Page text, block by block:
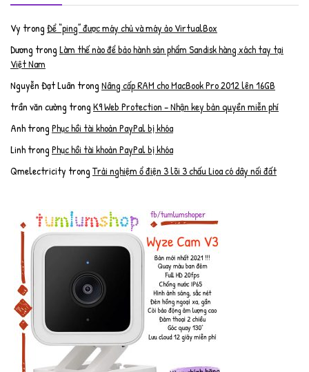
Vy trongĐể “ping” được máy chủ và máy ảo VirtualBox
Dương trongLàm thế nào để bảo hành sản phẩm Sandisk hàng xách tay tại
Việt Nam
Nguyễn Đạt Luân trongNâng cấp RAM cho MacBook Pro 2012 lên 16GB
trần văn cường trongK9 Web Protection – Nhận key bản quyền miễn phí
AnhtrongPhục hồi tài khoản PayPal bị khóa
LinhtrongPhục hồi tài khoản PayPal bị khóa
Qmelectricity trongTrải nghiệm ổ điện 3 lõi 3 chấu Lioa có dây nối đất